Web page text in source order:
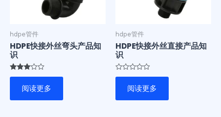
hdpe管件
HDPE快接外丝弯头产品知
识
评分
&sol;阅读更多
hdpe管件
HDPE快接外丝直接产品知
识
评
5
阅读更多